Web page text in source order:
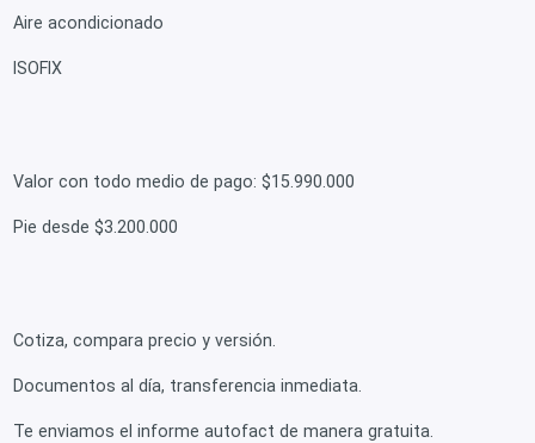
Aire acondicionado
ISOFIX
Valor con todo medio de pago: $15.990.000
Pie desde $3.200.000
Cotiza, compara precio y versión.
Documentos al día, transferencia inmediata.
Te enviamos el informe autofact de manera gratuita.